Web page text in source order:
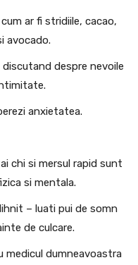
ar fi stridiile, cacao,
avocado.
despre nevoile
anxietatea.
chi si mersul rapid sunt
si mentala.
– luati pui de somn
de culcare.
medicul dumneavoastra